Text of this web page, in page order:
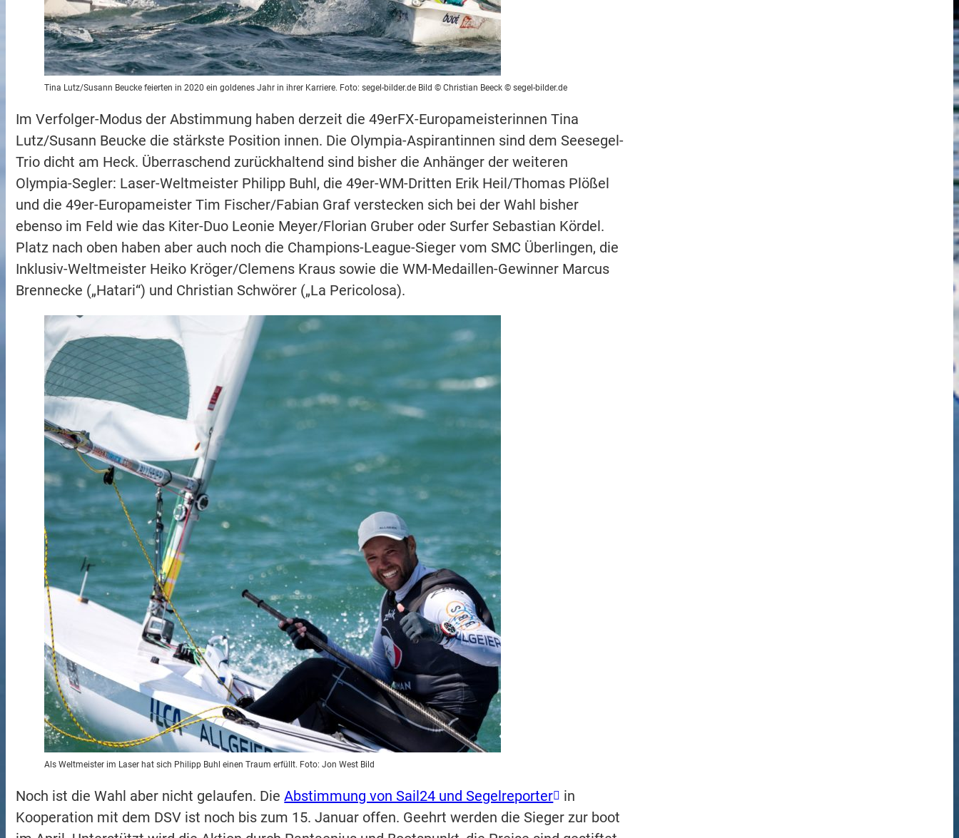
Tina Lutz/Susann Beucke feierten in 2020 ein goldenes Jahr in ihrer Karriere. Foto: segel-bilder.de Bild © Christian Beeck © segel-bilder.de
Im Verfolger-Modus der Abstimmung haben derzeit die 49erFX-Europameisterinnen Tina
Lutz/Susann Beucke die stärkste Position innen. Die Olympia-Aspirantinnen sind dem Seesegel-
Trio dicht am Heck. Überraschend zurückhaltend sind bisher die Anhänger der weiteren
Olympia-Segler: Laser-Weltmeister Philipp Buhl, die 49er-WM-Dritten Erik Heil/Thomas Plößel
und die 49er-Europameister Tim Fischer/Fabian Graf verstecken sich bei der Wahl bisher
ebenso im Feld wie das Kiter-Duo Leonie Meyer/Florian Gruber oder Surfer Sebastian Kördel.
Platz nach oben haben aber auch noch die Champions-League-Sieger vom SMC Überlingen, die
Inklusiv-Weltmeister Heiko Kröger/Clemens Kraus sowie die WM-Medaillen-Gewinner Marcus
Brennecke („Hatari“) und Christian Schwörer („La Pericolosa).
Als Weltmeister im Laser hat sich Philipp Buhl einen Traum erfüllt. Foto: Jon West Bild
Noch ist die Wahl aber nicht gelaufen. DieAbstimmung von Sail24 und Segelreporter
in
Kooperation mit dem DSV ist noch bis zum 15. Januar offen. Geehrt werden die Sieger zur boot